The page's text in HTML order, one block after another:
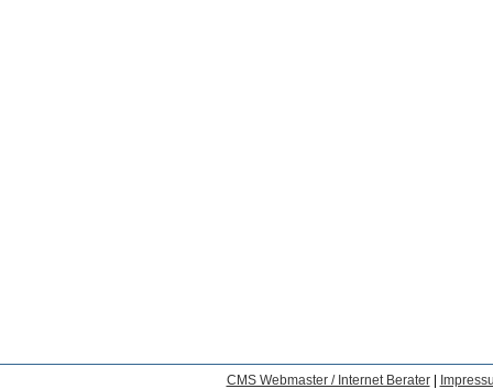
CMS Webmaster / Internet Berater|